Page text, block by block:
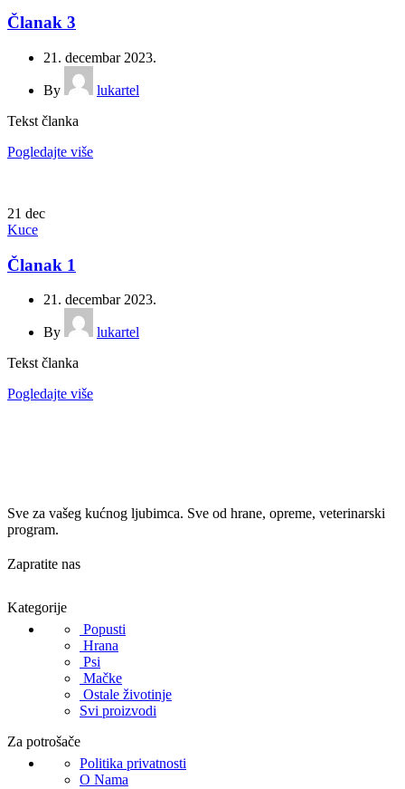
Članak 3
21. decembar 2023.
By
lukartel
Tekst članka
Pogledajte više
21 dec
Kuce
Članak 1
21. decembar 2023.
By
lukartel
Tekst članka
Pogledajte više
Sve za vašeg kućnog ljubimca. Sve od hrane, opreme, veterinarski
program.
Zapratite nas
Kategorije
Popusti
Hrana
Psi
Mačke
Ostale životinje
Svi proizvodi
Za potrošače
Politika privatnosti
O Nama